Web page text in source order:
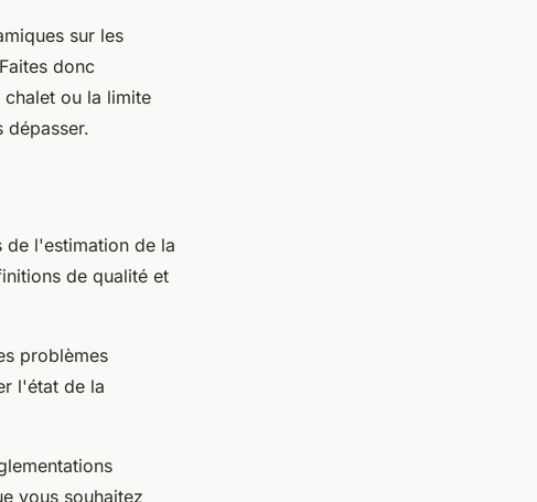
sur les
donc
ou la limite
dépasser.
de l'estimation de la
de qualité et
problèmes
l'état de la
vous souhaitez